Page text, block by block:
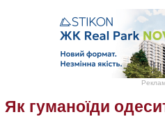
Як гуманоїди